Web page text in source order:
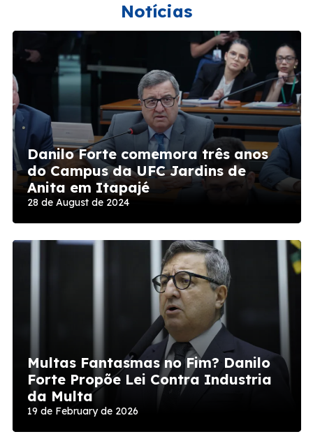
Notícias
Danilo Forte comemora três anos
do Campus da UFC Jardins de
Anita em Itapajé
28 de August de 2024
Multas Fantasmas no Fim? Danilo
Forte Propõe Lei Contra Industria
da Multa
19 de February de 2026